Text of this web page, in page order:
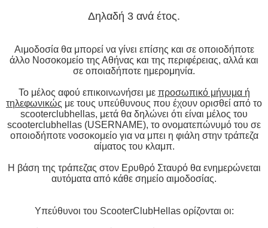
Δηλαδή 3 ανά έτος.
Αιμοδοσία θα μπορεί να γίνει επίσης και σε οποιοδήποτε
άλλο Νοσοκομείο της Αθήνας και της περιφέρειας, αλλά και
σε οποιαδήποτε ημερομηνία.
Το μέλος αφού επικοινωνήσει με προσωπικό μήνυμα ή
τηλεφωνικώς με τους υπεύθυνους που έχουν ορισθεί από το
scooterclubhellas, μετά θα δηλώνει ότι είναι μέλος του
scooterclubhellas (USERNAME), το ονοματεπώνυμό του σε
οποιοδήποτε νοσοκομείο για να μπει η φιάλη στην τράπεζα
αίματος του κλαμπ.
Η βάση της τράπεζας στον Ερυθρό Σταυρό θα ενημερώνεται
αυτόματα από κάθε σημείο αιμοδοσίας.
Υπεύθυνοι του ScooterClubHellas ορίζονται οι: